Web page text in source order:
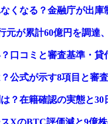
くなる？金融庁が出庫
元が累計60億円を調達
口コミと審査基準・貸
公式が示す8項目と審
？在籍確認の実態と30
スXのBTC評価減と9億